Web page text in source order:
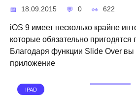
18.09.2015 0 622
iOS 9 имеет несколько крайне
которые обязательно пригодятся
Благодаря функции Slide Over вы
приложение
IPAD